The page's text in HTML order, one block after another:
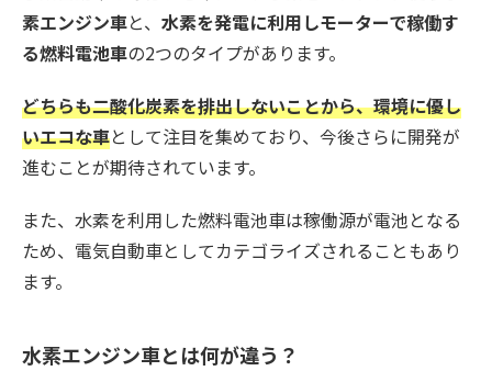
素エンジン車と、 水素を発電に利用しモーターで稼働す
る燃料電池車の2つのタイプがあります。
どちらも二酸化炭素を排出しないことから、環境に優し
いエコな車として注目を集めており、今後さらに開発が
進むことが期待されています。
また、水素を利用した燃料電池車は稼働源が電池となる
ため、電気自動車としてカテゴライズされることもあり
ます。
水素エンジン車とは何が違う？